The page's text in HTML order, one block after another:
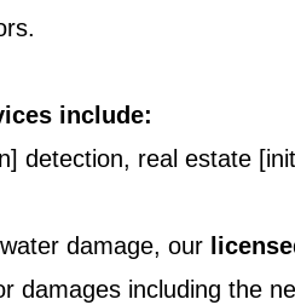
include:
detection, real estate
damage, our
damages including the